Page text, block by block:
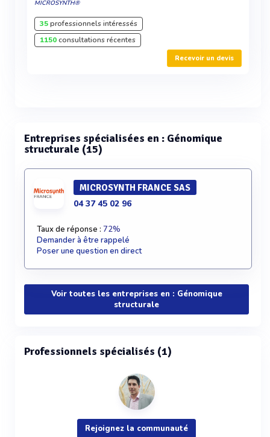
MICROSYNTH®
35professionnels intéressés
1150consultations récentes
Recevoir un devis
Entreprises spécialisées en : Génomique
structurale (15)
MICROSYNTH FRANCE SAS
04 37 45 02 96
Taux de réponse : 72%
Demander à être rappelé
Poser une question en direct
Voir toutes les entreprises en : Génomique
structurale
Professionnels spécialisés (1)
Rejoignez la communauté